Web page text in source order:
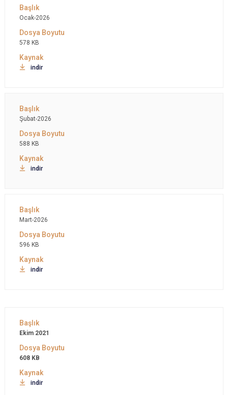
Ocak-2026
578 KB
indir
Şubat-2026
588 KB
indir
Mart-2026
596 KB
indir
Ekim 2021
608 KB
indir